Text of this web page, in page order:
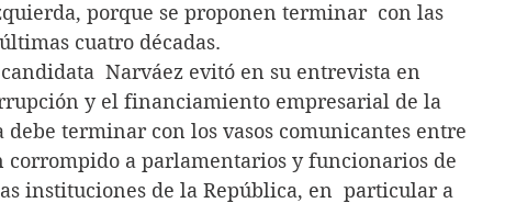
porque se proponen terminar  con las
cuatro décadas.
Narváez evitó en su entrevista en
y el financiamiento empresarial de la
terminar con los vasos comunicantes entre
corrompido a parlamentarios y funcionarios de
instituciones de la República, en  particular a